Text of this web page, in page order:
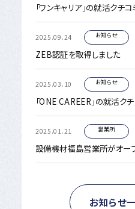
「ワンキャリア」の就活クチ
お知らせ
2025.09.24
ZEB認証を取得しました
お知らせ
2025.03.10
「ONE CAREER」の就活ク
営業所
2025.01.21
設備機材福島営業所がオー
お知らせ